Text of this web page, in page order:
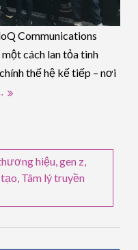
Communications
cách lan tỏa tinh
thế hệ kế tiếp – nơi
hiệu,gen z,
, Tâm lý truyền